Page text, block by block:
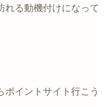
れる動機付けになって
ポイントサイト行こう